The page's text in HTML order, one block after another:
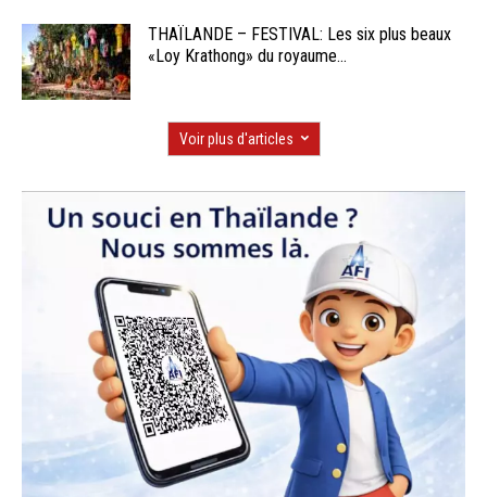
THAÏLANDE – FESTIVAL: Les six plus beaux
«Loy Krathong» du royaume...
Voir plus d'articles